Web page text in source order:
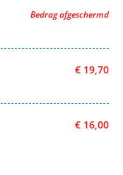
Bedrag afgeschermd
€ 19,70
€ 16,00